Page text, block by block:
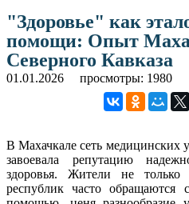
"Здоровье" как
помощи: Опыт
Северного Кавказа
01.01.2026 просмотры: 1980
В Махачкале сеть медицинских
завоевала репутацию
здоровья. Жители не
республик часто обращаются